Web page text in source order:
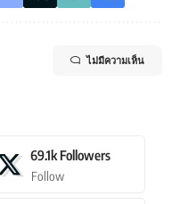
ไม่มีความเห็น
69.1k Followers
Follow